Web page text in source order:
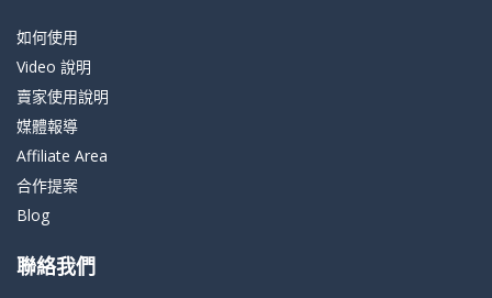
如何使用
Video 說明
賣家使用說明
媒體報導
Affiliate Area
合作提案
Blog
聯絡我們